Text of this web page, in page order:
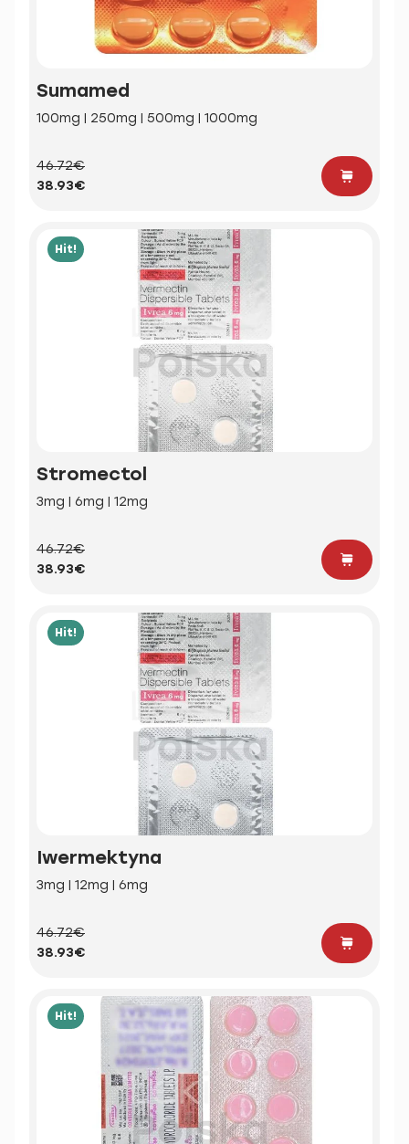
Sumamed
100mg | 250mg | 500mg | 1000mg
46.72€
38.93€
Hit!
Stromectol
3mg | 6mg | 12mg
46.72€
38.93€
Hit!
Iwermektyna
3mg | 12mg | 6mg
46.72€
38.93€
Hit!